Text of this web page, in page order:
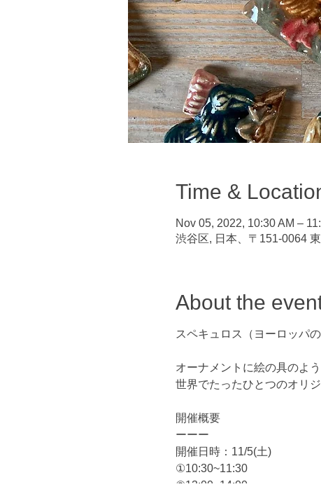
Time &
Nov 05, 2022, 10:30 AM –
渋谷区, 日本、〒151-0064
About the
スペキュロス（ヨーロッパ
オーナメントに絵の具のよ
世界でたったひとつのオリ
開催概要
ーーー
開催日時：11/5(土)
①10:30~11:30
②13:00~14:00